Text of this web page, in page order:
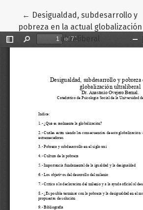
← Volver a los detalles del artículo
Desigualdad, subdesarrollo y
pobreza en la actual globalización
ultraliberal